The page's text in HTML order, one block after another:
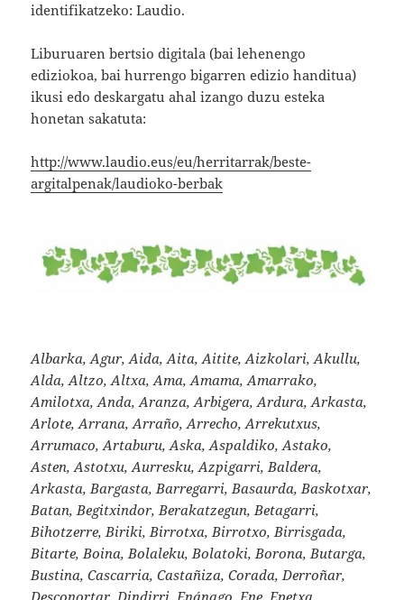
identifikatzeko: Laudio.
Liburuaren bertsio digitala (bai lehenengo
ediziokoa, bai hurrengo bigarren edizio handitua)
ikusi edo deskargatu ahal izango duzu esteka
honetan sakatuta:
http://www.laudio.eus/eu/herritarrak/beste-
argitalpenak/laudioko-berbak
Albarka, Agur, Aida, Aita, Aitite, Aizkolari, Akullu,
Alda, Altzo, Altxa, Ama, Amama, Amarrako,
Amilotxa, Anda, Aranza, Arbigera, Ardura, Arkasta,
Arlote, Arrana, Arraño, Arrecho, Arrekutxus,
Arrumaco, Artaburu, Aska, Aspaldiko, Astako,
Asten, Astotxu, Aurresku, Azpigarri, Baldera,
Arkasta, Bargasta, Barregarri, Basaurda, Baskotxar,
Batan, Begitxindor, Berakatzegun, Betagarri,
Bihotzerre, Biriki, Birrotxa, Birrotxo, Birrisgada,
Bitarte, Boina, Bolaleku, Bolatoki, Borona, Butarga,
Bustina, Cascarria, Castañiza, Corada, Derroñar,